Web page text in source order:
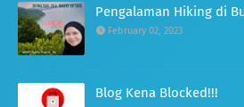
Pengalaman Hiking di
February 02, 2023
Blog Kena Blocked!!!